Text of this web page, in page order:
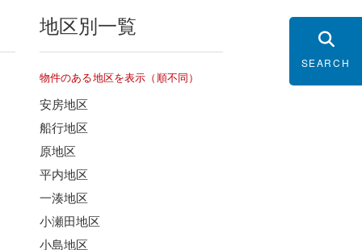
SEARCH
地区別一覧
物件のある地区を表示（順不同）
安房地区
船行地区
原地区
平内地区
一湊地区
小瀬田地区
小島地区